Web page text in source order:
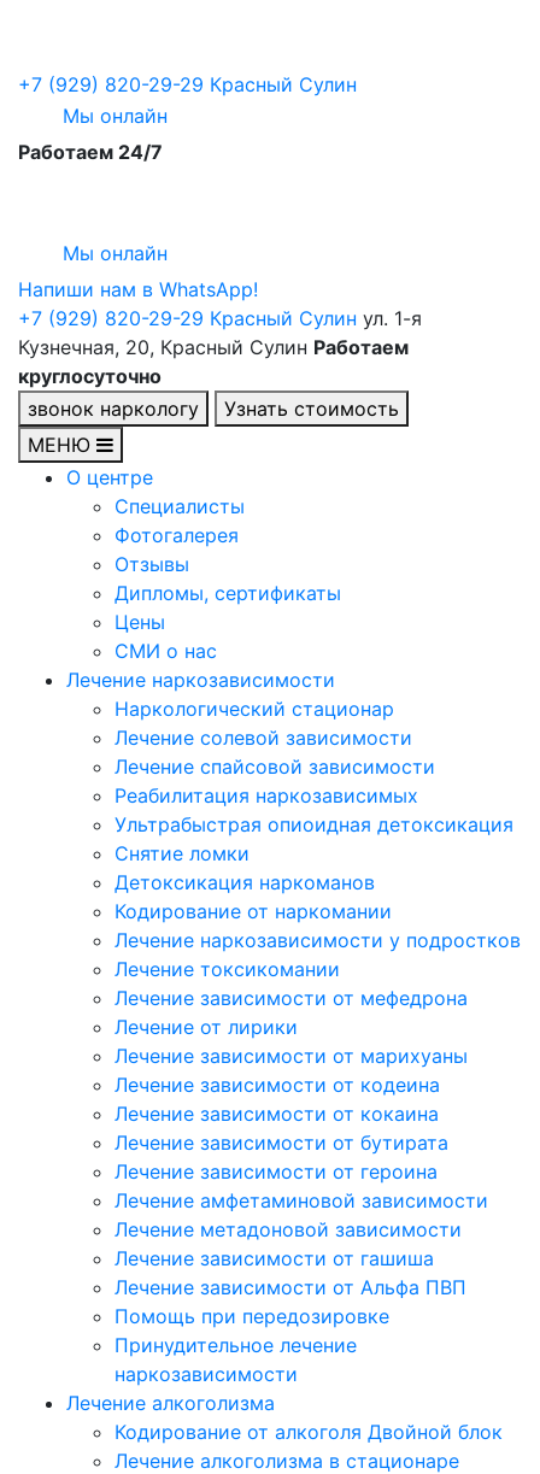
+7 (929) 820-29-29 Красный Сулин
Мы онлайн
Работаем 24/7
Мы онлайн
Напиши нам в WhatsApp!
+7 (929) 820-29-29 Красный Сулин ул. 1-я
Кузнечная, 20, Красный Сулин Работаем
круглосуточно
звонок наркологу
Узнать стоимость
МЕНЮ
О центре
Специалисты
Фотогалерея
Отзывы
Дипломы, сертификаты
Цены
СМИ о нас
Лечение наркозависимости
Наркологический стационар
Лечение солевой зависимости
Лечение спайсовой зависимости
Реабилитация наркозависимых
Ультрабыстрая опиоидная детоксикация
Снятие ломки
Детоксикация наркоманов
Кодирование от наркомании
Лечение наркозависимости у подростков
Лечение токсикомании
Лечение зависимости от мефедрона
Лечение от лирики
Лечение зависимости от марихуаны
Лечение зависимости от кодеина
Лечение зависимости от кокаина
Лечение зависимости от бутирата
Лечение зависимости от героина
Лечение амфетаминовой зависимости
Лечение метадоновой зависимости
Лечение зависимости от гашиша
Лечение зависимости от Альфа ПВП
Помощь при передозировке
Принудительное лечение
наркозависимости
Лечение алкоголизма
Кодирование от алкоголя Двойной блок
Лечение алкоголизма в стационаре